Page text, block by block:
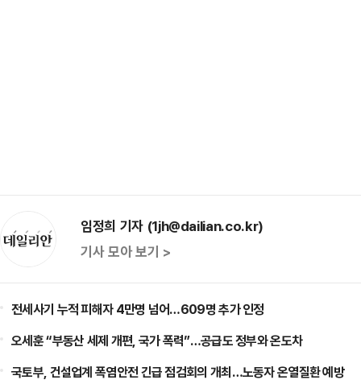
임정희 기자 (1jh@dailian.co.kr)
기사 모아 보기 >
전세사기 누적 피해자 4만명 넘어…609명 추가 인정
오세훈 “부동산 세제 개편, 국가 폭력”…공급도 정부와 온도차
국토부, 건설업계 폭염안전 긴급 점검회의 개최…노동자 온열질환 예방